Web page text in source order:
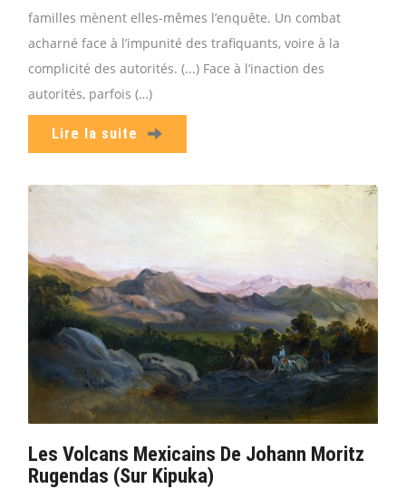
familles mènent elles-mêmes l’enquête. Un combat
acharné face à l’impunité des trafiquants, voire à la
complicité des autorités. (...) Face à l’inaction des
autorités, parfois (…)
Lire la suite
Les Volcans Mexicains De Johann Moritz
Rugendas (sur Kipuka)